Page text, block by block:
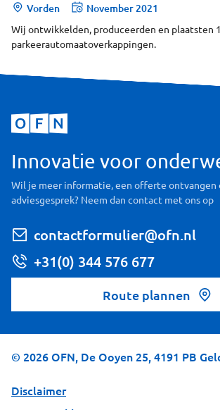
Vorden November 2021
Wij ontwikkelden, produceerden en plaatsten
parkeerautomaatoverkappingen.
Innovatie voor
Wil je meer informatie, een offerte
adviesgesprek? Neem dan contact met ons op
contactformulier@ofn.nl
+31(0) 344 576 677
Route plannen
© 2026OFN, De Ooyen 25, 4191 PB
Disclaimer